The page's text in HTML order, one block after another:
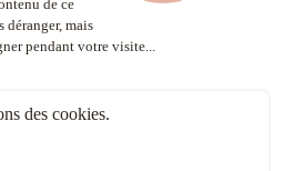
Vivialys